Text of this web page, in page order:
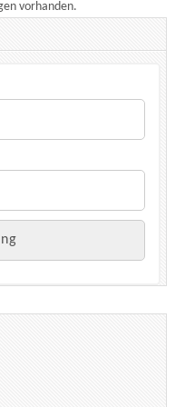
vorhanden.